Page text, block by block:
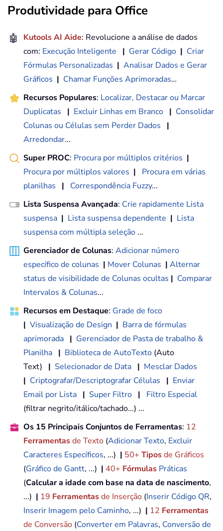
Produtividade para Office
🤖 Kutools AI Aide: Revolucione a análise de dados
com: Execução Inteligente | Gerar Código | Criar
Fórmulas Personalizadas | Analisar Dados e Gerar
Gráficos | Chamar Funções Aprimoradas…
Recursos Populares: Localizar, Destacar ou Marcar
Duplicatas
| Excluir Linhas em Branco | Consolidar
Colunas ou Células sem Perder Dados
|
Arredondar...
Super PROC: Procura por múltiplos critérios |
Procura por múltiplos valores |
Procura em várias
planilhas
| Correspondência Fuzzy...
Lista Suspensa Avançada: Crie rapidamente Lista
suspensa | Lista suspensa dependente | Lista
suspensa com múltipla seleção ...
Gerenciador de Colunas: Adicionar número
específico de colunas | Mover Colunas | Alternar
status de visibilidade de Colunas ocultas | Comparar
Intervalos & Colunas...
Recursos em Destaque: Grade de foco
| Visualização de Design | Barra de fórmulas
aprimorada | Gerenciador de Pasta de trabalho &
Planilha | Biblioteca de AutoTexto (Auto
Text) | Selecionador de Data | Mesclar Dados
| Criptografar/Descriptografar Células | Enviar
Email por Lista | Super Filtro |
Filtro Especial
(filtrar negrito/itálico/tachado...) ...
Os 15 Principais Conjuntos de Ferramentas: 12
Ferramentasde Texto (Adicionar Texto, Excluir
Caracteres Específicos, ...) | 50+ Tiposde Gráficos
(Gráfico de Gantt, ...) | 40+ Fórmulas Práticas
(Calcular a idade com base na data de nascimento,
...) | 19 Ferramentasde Inserção (Inserir Código QR,
Inserir Imagem pelo Caminho, ...) | 12 Ferramentas
de Conversão (Converter em Palavras, Conversão de